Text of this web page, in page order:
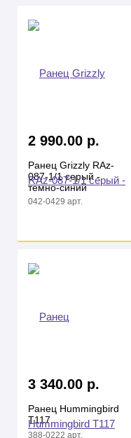
2 990.00 р.
Ранец Grizzly RAz-
087-1/1 серый -
темно-синий
042-0429 арт.
3 340.00 р.
Ранец Hummingbird
T117
388-0222 арт.